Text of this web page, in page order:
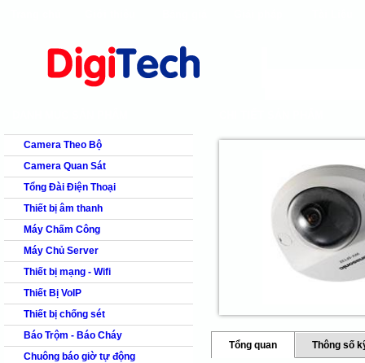
products
Camera Theo Bộ
Camera Quan Sát
Tổng Đài Điện Thoại
Thiết bị âm thanh
Máy Chấm Công
Máy Chủ Server
Thiết bị mạng - Wifi
Thiết Bị VoIP
Thiết bị chống sét
Báo Trộm - Báo Cháy
Chuông báo giờ tự động
Tổng quan Thông số